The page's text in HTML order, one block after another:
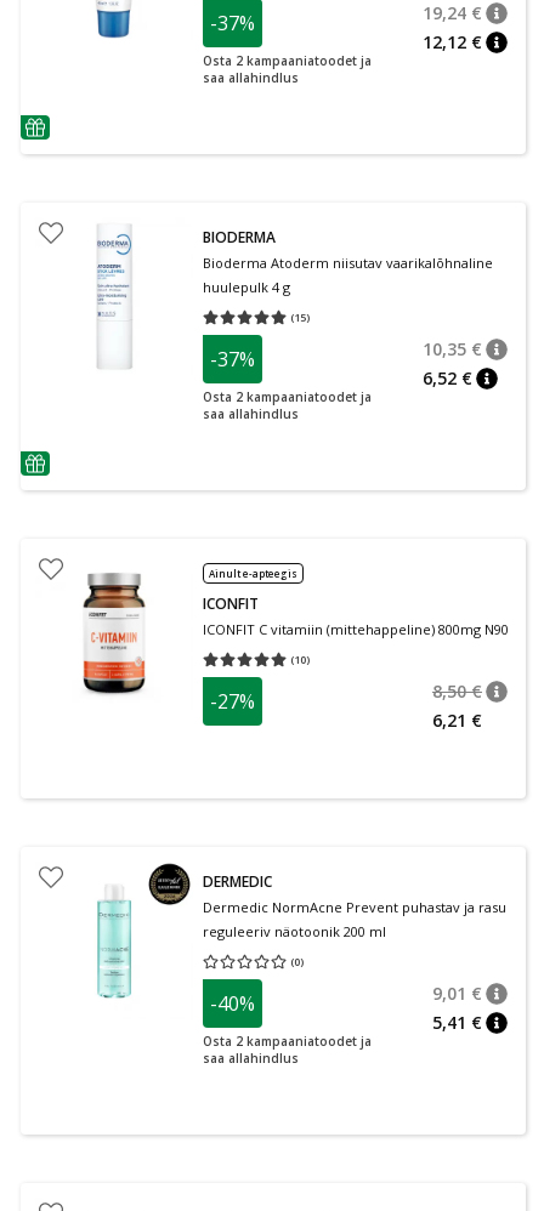
nõuanne
-37%
Osta 2 kampaaniatoodet ja
saa allahindlus
19,24 €
12,12 €
nõuanne
BIODERMA
Bioderma Atoderm niisutav vaarikalõhnaline
huulepulk 4 g
(15)
Keskmine hinnang 5.00
-37%
Osta 2 kampaaniatoodet ja
saa allahindlus
10,35 €
6,52 €
Ainult e-apteegis
ICONFIT
ICONFIT C vitamiin (mittehappeline) 800mg N90
(10)
Keskmine hinnang 5.00
-27% 8,50 €
6,21 €
DERMEDIC
Dermedic NormAcne Prevent puhastav ja rasu
reguleeriv näotoonik 200 ml
(0)
Keskmine hinnang 0.00
-40%
Osta 2 kampaaniatoodet ja
saa allahindlus
9,01 €
5,41 €